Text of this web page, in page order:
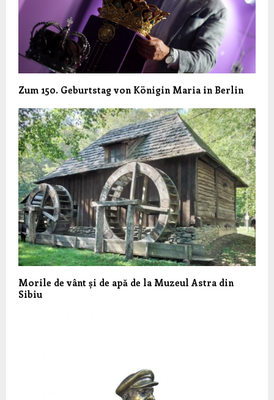
Zum 150. Geburtstag von Königin Maria in Berlin
Morile de vânt și de apă de la Muzeul Astra din
Sibiu